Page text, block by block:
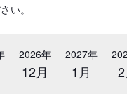
い。
2026年
12月
2027年
1月 2